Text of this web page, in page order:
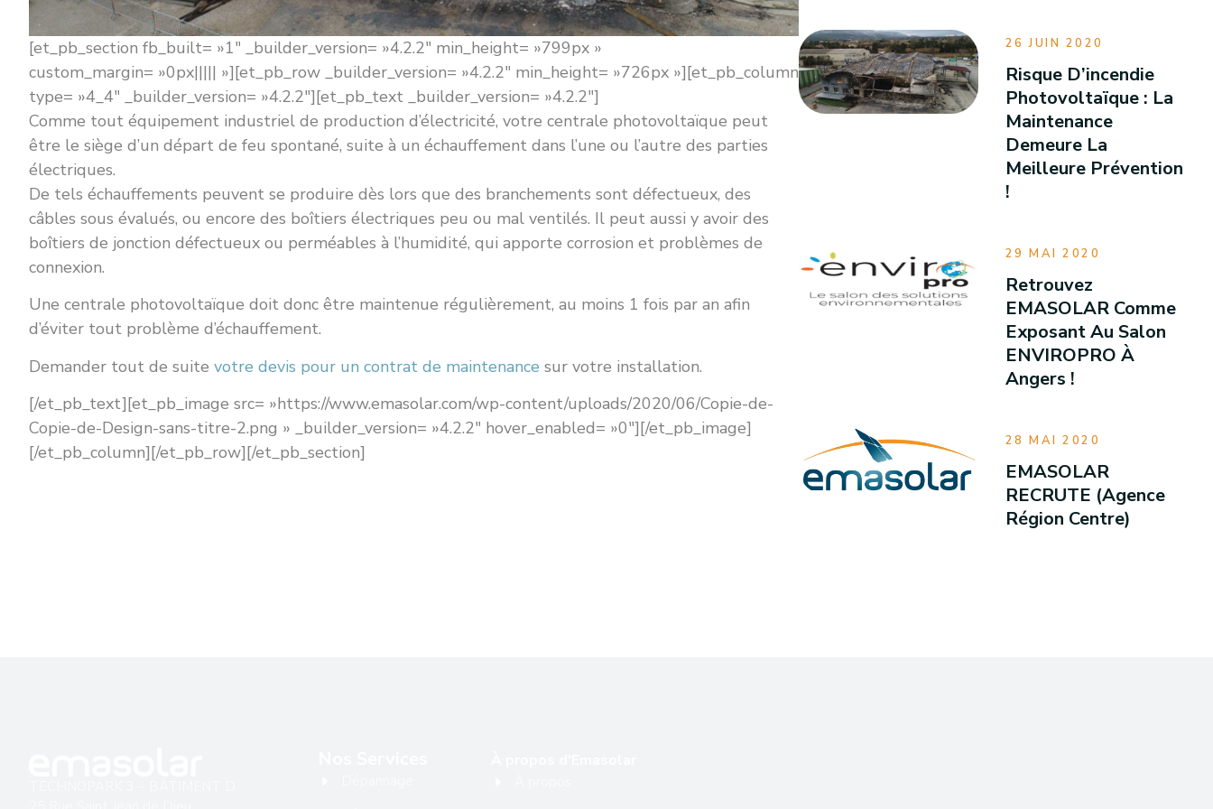
[et_pb_section fb_built= »1″ _builder_version= »4.2.2″ min_height= »799px »
custom_margin= »0px||||| »][et_pb_row _builder_version= »4.2.2″ min_height= »726px »][et_pb_column
type= »4_4″ _builder_version= »4.2.2″][et_pb_text _builder_version= »4.2.2″]
Comme tout équipement industriel de production d’électricité, votre centrale photovoltaïque peut
être le siège d’un départ de feu spontané, suite à un échauffement dans l’une ou l’autre des parties
électriques.
De tels échauffements peuvent se produire dès lors que des branchements sont défectueux, des
câbles sous évalués, ou encore des boîtiers électriques peu ou mal ventilés. Il peut aussi y avoir des
boîtiers de jonction défectueux ou perméables à l’humidité, qui apporte corrosion et problèmes de
connexion.
Une centrale photovoltaïque doit donc être maintenue régulièrement, au moins 1 fois par an afin
d’éviter tout problème d’échauffement.
Demander tout de suite votre devis pour un contrat de maintenance sur votre installation.
[/et_pb_text][et_pb_image src= »https://www.emasolar.com/wp-content/uploads/2020/06/Copie-de-
Copie-de-Design-sans-titre-2.png » _builder_version= »4.2.2″ hover_enabled= »0″][/et_pb_image]
[/et_pb_column][/et_pb_row][/et_pb_section]
26 JUIN 2020
Risque D’incendie
Photovoltaïque : La
Maintenance
Demeure La
Meilleure Prévention
!
29 MAI 2020
Retrouvez
EMASOLAR Comme
Exposant Au Salon
ENVIROPRO À
Angers !
28 MAI 2020
EMASOLAR
RECRUTE (Agence
Région Centre)